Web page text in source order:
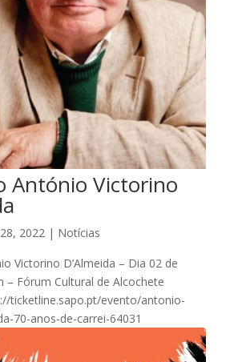
António Victorino
2022 | Notícias
Victorino D’Almeida – Dia 02 de
– Fórum Cultural de Alcochete
ticketline.sapo.pt/evento/antonio-
70-anos-de-carrei-64031